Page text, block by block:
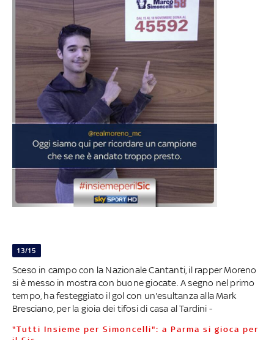
13/15
Sceso in campo con la Nazionale Cantanti, il rapper Moreno
si è messo in mostra con buone giocate. A segno nel primo
tempo, ha festeggiato il gol con un'esultanza alla Mark
Bresciano, per la gioia dei tifosi di casa al Tardini -
"Tutti Insieme per Simoncelli": a Parma si gioca per